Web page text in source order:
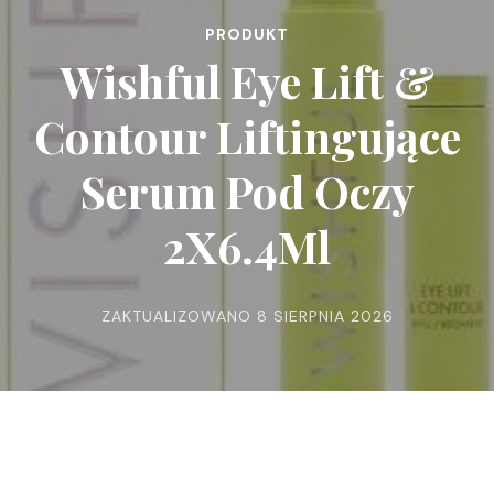
PRODUKT
Wishful Eye Lift &
Contour Liftingujące
Serum Pod Oczy
2X6.4Ml
ZAKTUALIZOWANO 8 SIERPNIA 2026